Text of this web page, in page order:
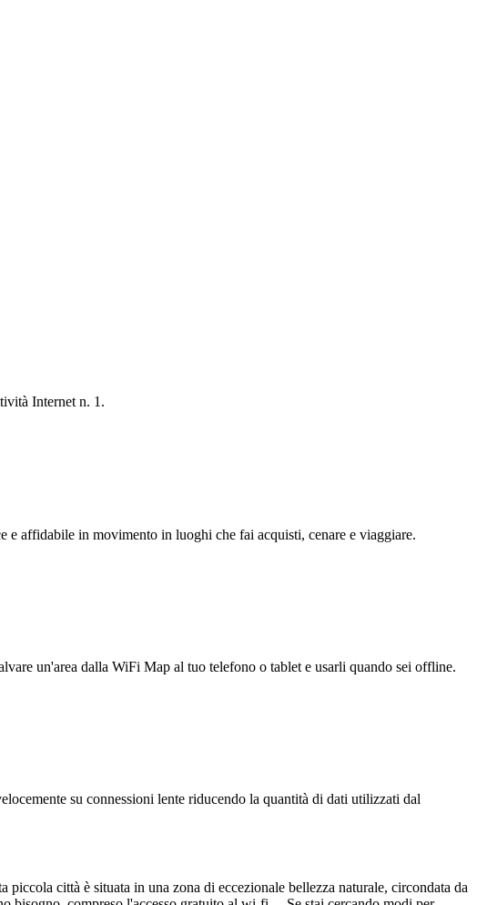
Internet n. 1.
e affidabile in movimento in luoghi che fai acquisti, cenare e viaggiare.
un'area dalla WiFi Map al tuo telefono o tablet e usarli quando sei offline.
su connessioni lente riducendo la quantità di dati utilizzati dal
città è situata in una zona di eccezionale bellezza naturale, circondata da